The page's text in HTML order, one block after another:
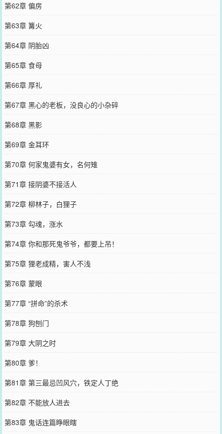
第62章 偏房
第63章 篝火
第64章 阴胎凶
第65章 食母
第66章 厚礼
第67章 黑心的老板，没良心的小杂碎
第68章 黑影
第69章 金耳环
第70章 何家鬼婆有女，名何雉
第71章 接阴婆不接活人
第72章 柳林子，白狸子
第73章 勾魂，涨水
第74章 你和那死鬼爷爷，都要上吊！
第75章 狸老成精，害人不浅
第76章 蒙眼
第77章 “拼命”的杀术
第78章 狗刨门
第79章 大阴之时
第80章 爹！
第81章 第三最忌凹风穴，铁定人丁绝
第82章 不能放人进去
第83章 鬼话连篇睁眼瞎